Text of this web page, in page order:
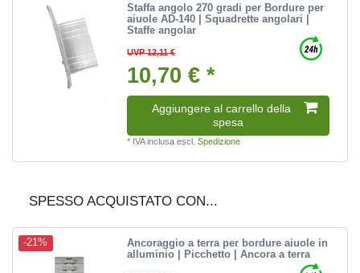
Staffa angolo 270 gradi per Bordure per
aiuole AD-140 | Squadrette angolari |
Staffe angolar
UVP 12,11 €
10,70 € *
Aggiungere al carrello della
spesa
* IVA inclusa escl.Spedizione
SPESSO ACQUISTATO CON...
-21%
Ancoraggio a terra per bordure aiuole in
alluminio | Picchetto | Ancora a terra